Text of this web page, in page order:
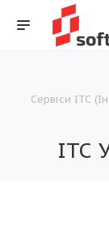
Сервіси ІТС
ІТС